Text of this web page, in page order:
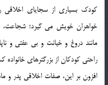
كودك بسياري از سجاياي اخلاقي
خواهران خويش مي گيرد؛ شجاعت،
مانند دروغ و خيانت و بي عفتي و
راحتي كودكان از بزرگترهاي
افزون بر اين، صفات اخلاقي پدر و